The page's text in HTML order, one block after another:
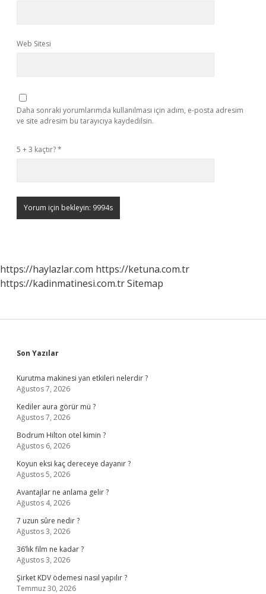
Web Sitesi
Daha sonraki yorumlarımda kullanılması için adım, e-posta adresim
ve site adresim bu tarayıcıya kaydedilsin.
5 + 3 kaçtır?*
https://haylazlar.com https://ketuna.com.tr
https://kadinmatinesi.com.trSitemap
Sidebar
Son Yazılar
Kurutma makinesi yan etkileri nelerdir ?
Ağustos 7, 2026
Kediler aura görür mü ?
Ağustos 7, 2026
Bodrum Hilton otel kimin ?
Ağustos 6, 2026
Koyun eksi kaç dereceye dayanır ?
Ağustos 5, 2026
Avantajlar ne anlama gelir ?
Ağustos 4, 2026
7 uzun sûre nedir ?
Ağustos 3, 2026
36’lık film ne kadar ?
Ağustos 3, 2026
Şirket KDV ödemesi nasıl yapılır ?
Temmuz 30, 2026